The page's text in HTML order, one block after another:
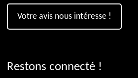
Votre avis nous intéresse !
Restons connecté !